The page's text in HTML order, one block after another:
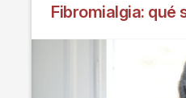
Fibromialgia: qué